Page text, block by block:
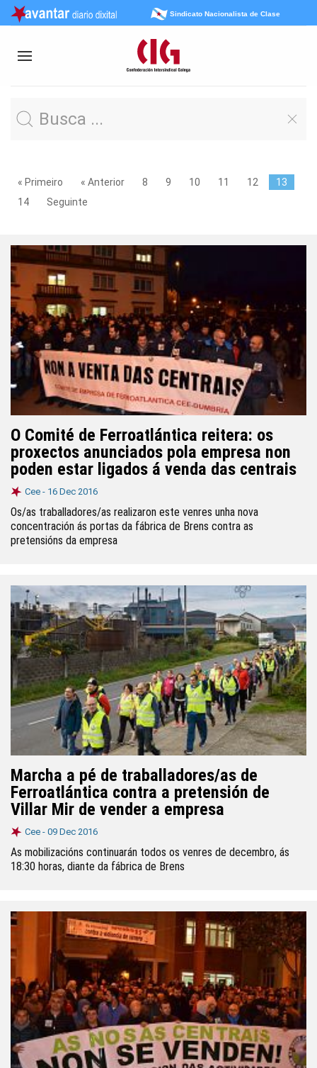
Sindicato Nacionalista de Clase
« Primeiro « Anterior 8 9 10 11 12
13
14
Seguinte
O Comité de Ferroatlántica reitera: os
proxectos anunciados pola empresa non
poden estar ligados á venda das centrais
Cee - 16 Dec 2016
Os/as traballadores/as realizaron este venres unha nova
concentración ás portas da fábrica de Brens contra as
pretensións da empresa
Marcha a pé de traballadores/as de
Ferroatlántica contra a pretensión de
Villar Mir de vender a empresa
Cee - 09 Dec 2016
As mobilizacións continuarán todos os venres de decembro, ás
18:30 horas, diante da fábrica de Brens